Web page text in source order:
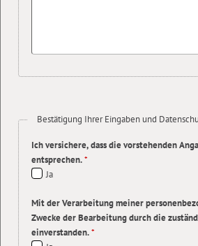
Bestätigung Ihrer Eingaben und
Ich versichere, dass die vorstehenden
entsprechen.*
Ja
Mit der Verarbeitung meiner
Zwecke der Bearbeitung durch die
einverstanden.*